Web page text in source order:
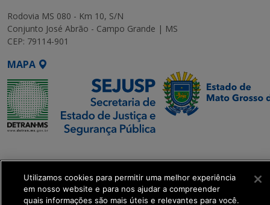
Rodovia MS 080 - Km 10, S/N
Conjunto José Abrão - Campo Grande | MS
CEP: 79114-901
MAPA
Executiva de
Transformação Digital
Utilizamos cookies para permitir uma melhor experiência
em nosso website e para nos ajudar a compreender
quais informações são mais úteis e relevantes para você.